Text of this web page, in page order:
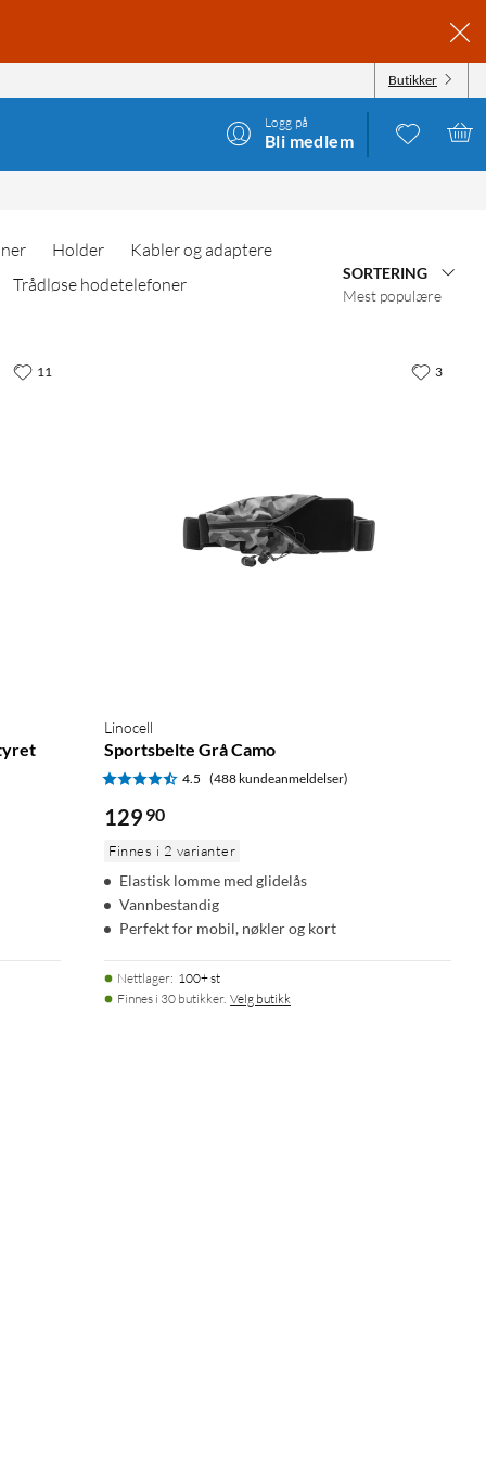
Butikker
Logg på
Bli medlem
Holder
Kabler og adaptere
Trådløse hodetelefoner
SORTERING
Mest populære
11
Linocell
Sportsbelte Grå Camo
4.5 (488 kundeanmeldelser)
129 90
Finnes i 2 varianter
Elastisk lomme med glidelås
Vannbestandig
Perfekt for mobil, nøkler og kort
Nettlager: 100+ st
Finnes i 30 butikker. Velg butikk
3